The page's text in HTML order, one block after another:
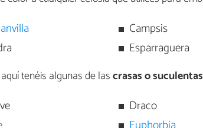
Campsis
Esparraguera
tenéis algunas de lascrasas o
Draco